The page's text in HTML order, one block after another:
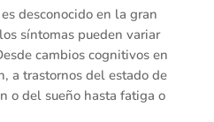
desconocido en la gran
síntomas pueden variar
cambios cognitivos en
a trastornos del estado de
o del sueño hasta fatiga o